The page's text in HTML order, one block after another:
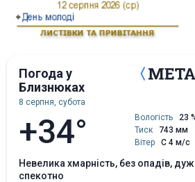
Погода у
Близнюках
8 серпня, субота
+34° Вологість
23
Тиск
743 мм
Вітер
С 4 м/с
невелика хмарність, без опадів, дуже
спекотно